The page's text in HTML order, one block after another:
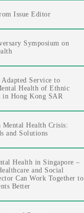
Issue Editor
Symposium on
Service to
Health of Ethnic
in Hong Kong SAR
Mental Health Crisis:
and Solutions
Health in Singapore –
and Social
Can Work Together to
Better